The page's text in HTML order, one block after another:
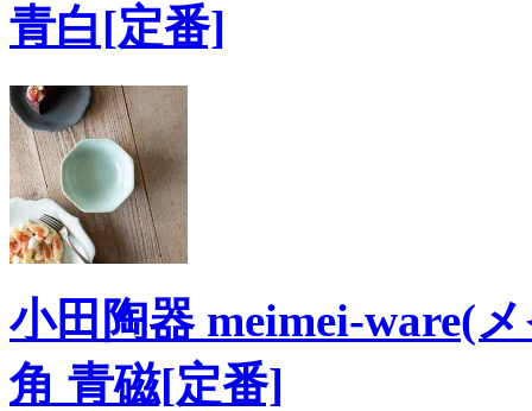
青白[定番]
小田陶器 meimei-ware(
角 青磁[定番]